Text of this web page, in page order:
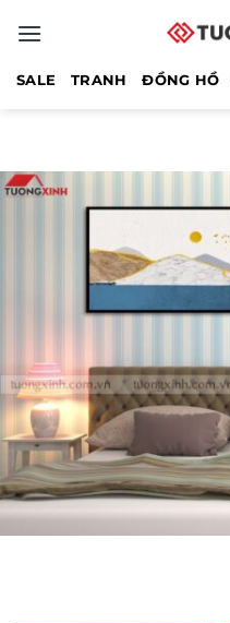
qua
SALE TRANH ĐỒNG HỒ